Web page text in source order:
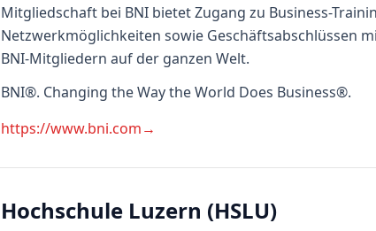
Mitgliedschaft bei BNI bietet Zugang zu Business-
Netzwerkmöglichkeiten sowie Geschäftsabschlüssen
BNI-Mitgliedern auf der ganzen Welt.
BNI®. Changing the Way the World Does Business®.
https://www.bni.com→
Hochschule Luzern (HSLU)